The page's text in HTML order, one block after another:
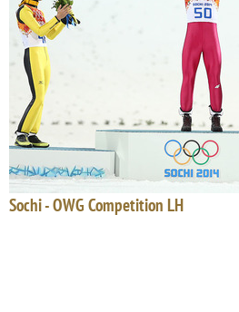
Sochi - OWG Competition LH